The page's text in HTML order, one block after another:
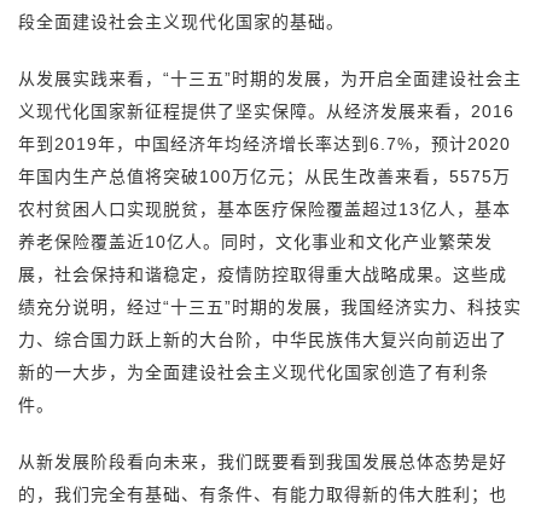
段全面建设社会主义现代化国家的基础。
从发展实践来看，“十三五”时期的发展，为开启全面建设社会主
义现代化国家新征程提供了坚实保障。从经济发展来看，2016
年到2019年，中国经济年均经济增长率达到6.7%，预计2020
年国内生产总值将突破100万亿元；从民生改善来看，5575万
农村贫困人口实现脱贫，基本医疗保险覆盖超过13亿人，基本
养老保险覆盖近10亿人。同时，文化事业和文化产业繁荣发
展，社会保持和谐稳定，疫情防控取得重大战略成果。这些成
绩充分说明，经过“十三五”时期的发展，我国经济实力、科技实
力、综合国力跃上新的大台阶，中华民族伟大复兴向前迈出了
新的一大步，为全面建设社会主义现代化国家创造了有利条
件。
从新发展阶段看向未来，我们既要看到我国发展总体态势是好
的，我们完全有基础、有条件、有能力取得新的伟大胜利；也